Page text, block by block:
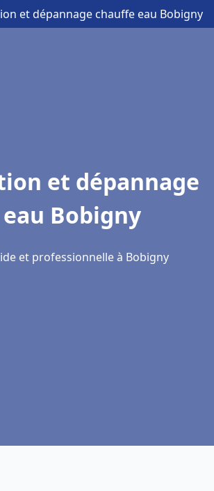
et dépannage chauffe eau Bobigny
et dépannage
Bobigny
et professionnelle à Bobigny